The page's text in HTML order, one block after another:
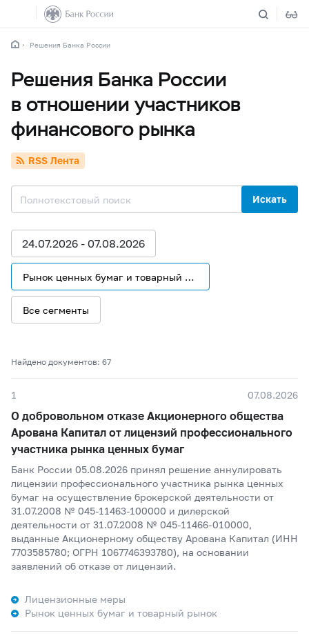
Решения Банка России
Решения Банка России
в отношении участников
финансового рынка
RSS Лента
Искать
24.07.2026 - 07.08.2026
Рынок ценных бумаг и товарный рынок
Все сегменты
Найдено документов: 67
1 07.08.2026
О добровольном отказе Акционерного общества
Арована Капитал от лицензий профессионального
участника рынка ценных бумаг
Банк России 05.08.2026 принял решение аннулировать
лицензии профессионального участника рынка ценных
бумаг на осуществление брокерской деятельности от
31.07.2008 № 045-11463-100000 и дилерской
деятельности от 31.07.2008 № 045-11466-010000,
выданные Акционерному обществу Арована Капитал (ИНН
7703585780; ОГРН 1067746393780), на основании
заявлений об отказе от лицензий.
Лицензионные меры
Рынок ценных бумаг и товарный рынок